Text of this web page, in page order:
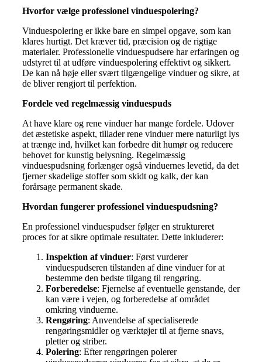
Hvorfor vælge professionel vinduespolering?
Vinduespolering er ikke bare en simpel opgave, som kan
klares hurtigt. Det kræver tid, præcision og de rigtige
materialer. Professionelle vinduespudsere har erfaringen og
udstyret til at udføre vinduespolering effektivt og sikkert.
De kan nå høje eller svært tilgængelige vinduer og sikre, at
de bliver rengjort til perfektion.
Fordele ved regelmæssig vinduespuds
At have klare og rene vinduer har mange fordele. Udover
det æstetiske aspekt, tillader rene vinduer mere naturligt lys
at trænge ind, hvilket kan forbedre dit humør og reducere
behovet for kunstig belysning. Regelmæssig
vinduespudsning forlænger også vinduernes levetid, da det
fjerner skadelige stoffer som skidt og kalk, der kan
forårsage permanent skade.
Hvordan fungerer professionel vinduespudsning?
En professionel vinduespudser følger en struktureret
proces for at sikre optimale resultater. Dette inkluderer:
Inspektion af vinduer: Først vurderer
vinduespudseren tilstanden af dine vinduer for at
bestemme den bedste tilgang til rengøring.
Forberedelse: Fjernelse af eventuelle genstande, der
kan være i vejen, og forberedelse af området
omkring vinduerne.
Rengøring: Anvendelse af specialiserede
rengøringsmidler og værktøjer til at fjerne snavs,
pletter og striber.
Polering: Efter rengøringen polerer